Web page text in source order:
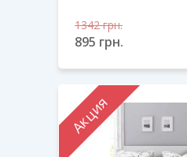
1342грн.
895 грн.
Акция